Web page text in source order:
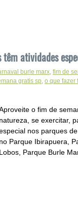
têm atividades
burle marx fim de
gratis sp o que fazer
o fim de
natureza, se exercitar,
nos parques
no Parque Ibirapuera,
Lobos, Parque Burle